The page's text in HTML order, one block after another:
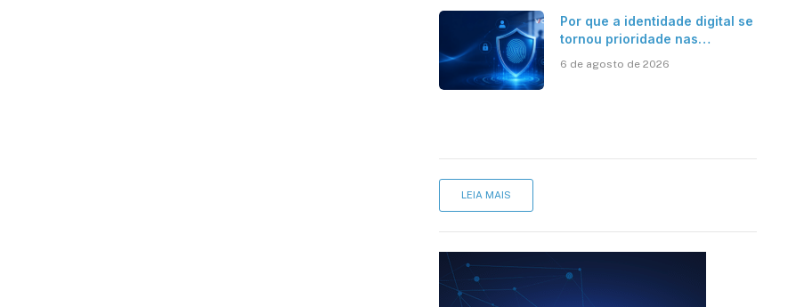
Por que a identidade digital se
tornou prioridade nas
6 de agosto de 2026
LEIA MAIS